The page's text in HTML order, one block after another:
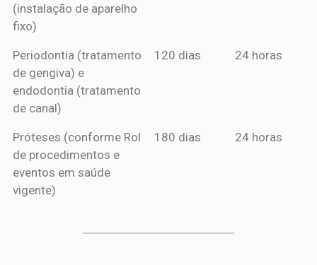
(instalação de aparelho
fixo)
Periodontia (tratamento
de gengiva) e
endodontia (tratamento
de canal)
120 dias 24 horas
Próteses (conforme Rol
de procedimentos e
eventos em saúde
vigente)
180 dias 24 horas